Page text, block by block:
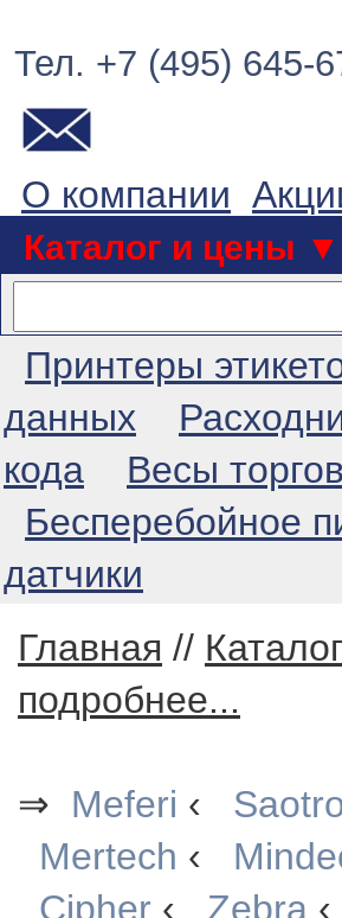
Тел. +7 (495) 645-
О компании
Каталог и цены ▼
Принтеры
данных
кода
Весы
Бесперебойное
датчики
Главная // Каталог
подробнее...
⇒ Meferi ‹
Mertech ‹
Cipher ‹ Zebra ‹